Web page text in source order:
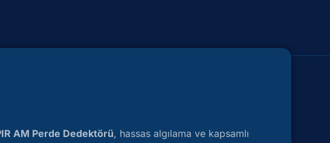
AM Perde Dedektörü, hassas algılama ve kapsamlı